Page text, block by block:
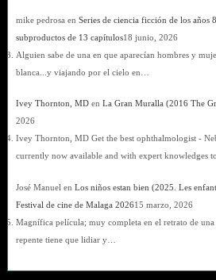
mike pedrosa en Series de ciencia ficción de los años
subproductos de 13 capítulos18 junio, 2026
Alguien sabe de una en que aparecían hombres y
blanca...y viajando por el cielo en…
Ivey Thornton, MDen La Gran Muralla (2016 The
2026
Ivey Thornton, MD Get the best ophthalmologist -
currently now available and with expert knowledges
José Manuel en Los niños estan bien (2025. Les
Festival de cine de Malaga 202615 marzo, 2026
Magnífica película; muy completa en el retrato de
repente tiene que lidiar y…